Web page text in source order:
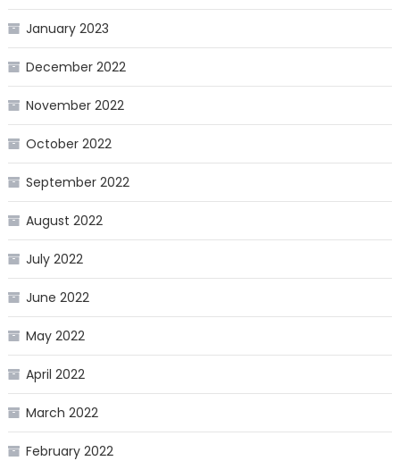
January 2023
December 2022
November 2022
October 2022
September 2022
August 2022
July 2022
June 2022
May 2022
April 2022
March 2022
February 2022